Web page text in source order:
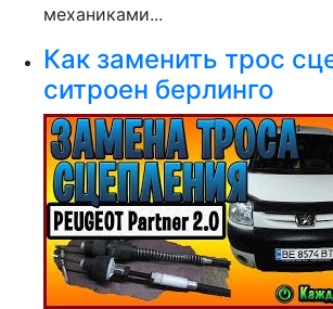
механиками...
Как заменить трос
ситроен берлинго